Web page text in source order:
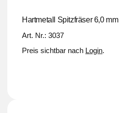
Hartmetall Spitzfräser 6,0 mm
Art. Nr.: 3037
Preis sichtbar nach Login.